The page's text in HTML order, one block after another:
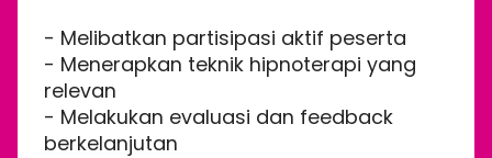
- Melibatkan partisipasi aktif peserta
- Menerapkan teknik hipnoterapi yang
relevan
- Melakukan evaluasi dan feedback
berkelanjutan